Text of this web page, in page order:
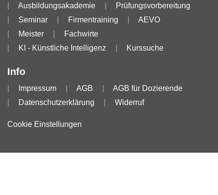
Ausbildungsakademie
Prüfungsvorbereitung
Seminar
Firmentraining
AEVO
Meister
Fachwirte
KI - Künstliche Intelligenz
Kurssuche
Info
Impressum AGB
AGB für Dozierende
Datenschutzerklärung
Widerruf
Cookie Einstellungen